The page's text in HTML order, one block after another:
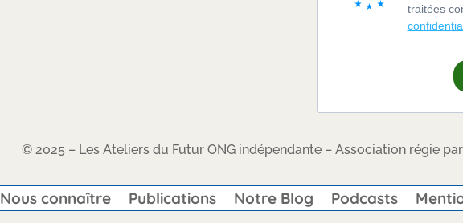
traitées
© 2025 – Les Ateliers du Futur ONG indépendante – Association régie
Nous connaître Publications Notre Blog Podcasts